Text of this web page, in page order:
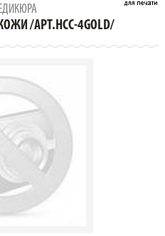
4GOLD/
/АРТ.НСС-4GOLD/